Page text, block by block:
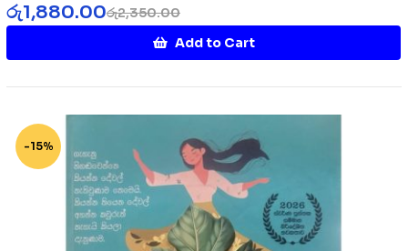
රු2,350.00
රු1,880.00
Add to Cart
-15%